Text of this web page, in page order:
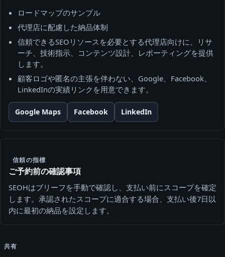
ロードマップのサンプル
代理店に配慮した納品体制
信頼できるSEOリソースを必要とする代理店向けに、リサ
ーチ、技術指示、コンテンツ設計、レポーティングを提供
します。
顧客ロゴや匿名の主張を伴わない、Google、Facebook、
LinkedInの実績リンクを用意できます。
Google Maps Facebook LinkedIn
信頼の指標
ご予約前の確認事項
SEOHはブリーフを手動で確認し、支払い前にスコープを確定
します。承認されたスコープに適合する場合、支払い後7日以
内に最初の納品を設定します。
共有